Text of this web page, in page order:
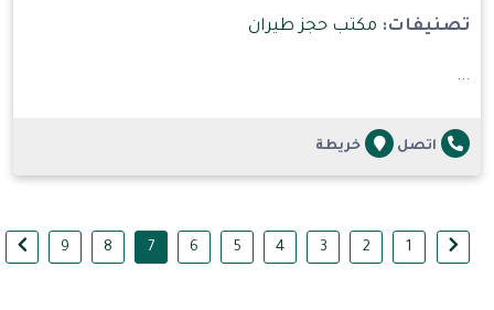
تصنيفات: مكتب حجز طيران
...
اتصل خريطة
1
2
3
4
5
6
7
8
9